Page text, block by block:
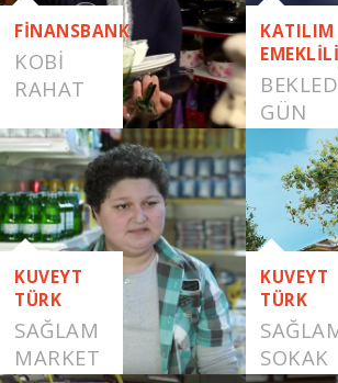
FİNANSBANK
KOBI
RAHAT
KATILIM
GÜN
GELDİ
KUVEYT
TÜRK
SAĞLAM
MARKET
KUVEYT
TÜRK
SOKAK